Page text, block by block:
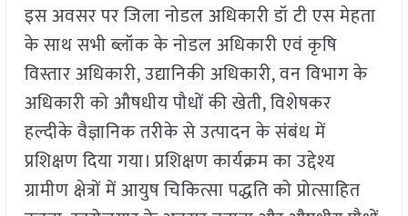
इस अवसर पर जिला नोडल अधिकारी डॉ टी एस मेहता
के साथ सभी ब्लॉक के नोडल अधिकारी एवं कृषि
विस्तार अधिकारी, उद्यानिकी अधिकारी, वन विभाग के
अधिकारी को औषधीय पौधों की खेती, विशेषकर
हल्दीके वैज्ञानिक तरीके से उत्पादन के संबंध में
प्रशिक्षण दिया गया। प्रशिक्षण कार्यक्रम का उद्देश्य
ग्रामीण क्षेत्रों में आयुष चिकित्सा पद्धति को प्रोत्साहित